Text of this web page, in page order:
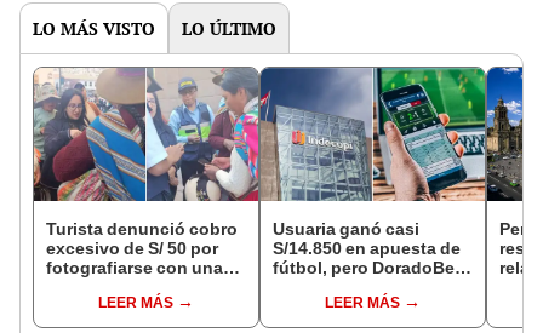
LO MÁS VISTO LO ÚLTIMO
Turista denunció cobro
excesivo de S/ 50 por
fotografiarse con una
Serenazgo recuperó el
dinero
LEER MÁS
Usuaria ganó casi
S/14.850 en apuesta de
fútbol, pero DoradoBet
Indecopi multó a la
empresa con más de S/
LEER MÁS
Perú